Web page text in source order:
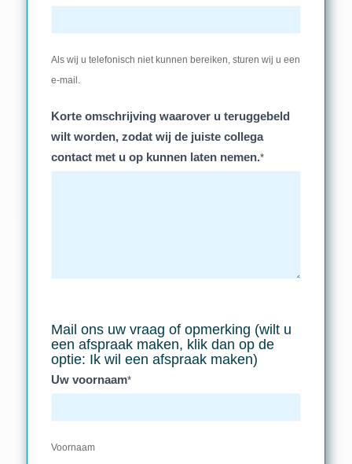
Als wij u telefonisch niet kunnen bereiken, sturen wij u een
e-mail.
Korte omschrijving waarover u teruggebeld
wilt worden, zodat wij de juiste collega
contact met u op kunnen laten nemen.*
Mail ons uw vraag of opmerking (wilt u
een afspraak maken, klik dan op de
optie: Ik wil een afspraak maken)
Uw voornaam*
Voornaam